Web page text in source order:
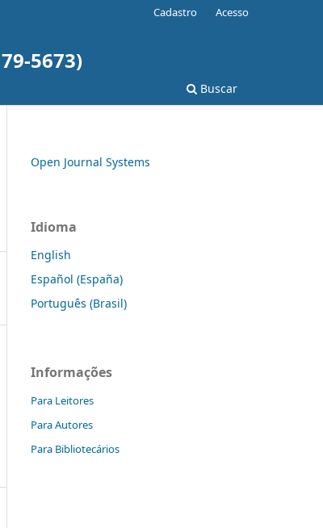
5673)
Buscar
Cadastro Acesso
Open Journal Systems
Idioma
English
Español (España)
Português (Brasil)
Informações
Para Leitores
Para Autores
Para Bibliotecários